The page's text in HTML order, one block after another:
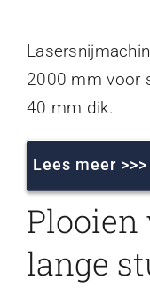
2000 mm voor
40 mm dik.
Lees meer >>>
Plooien
lange